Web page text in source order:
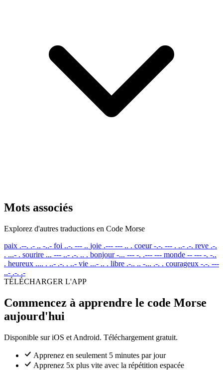
Mots associés
Explorez d'autres traductions en Code Morse
paix .--. .- .. -..- foi ..-. --- .. joie .--- --- .. . coeur -.-. --- . ..- .-. reve .-.
. ...- . sourire ... --- ..- .-. .. . bonjour -... --- -. .--- --- monde -- --- -. -..
. heureux .... . ..- .-. . ..- vie ...- .. . libre .-.. .. -... .-. . courageux -.-. ---
..- .-. .-
TÉLÉCHARGER L'APP
Commencez à apprendre le code Morse
aujourd'hui
Disponible sur iOS et Android. Téléchargement gratuit.
Apprenez en seulement 5 minutes par jour
Apprenez 5x plus vite avec la répétition espacée